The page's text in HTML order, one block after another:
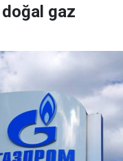
gaz